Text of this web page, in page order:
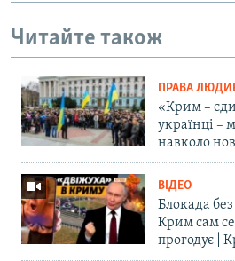
Читайте також
ПРАВА
«Крим –
українці –
навколо
ВІДЕО
Блокада без
Крим сам
прогодує |